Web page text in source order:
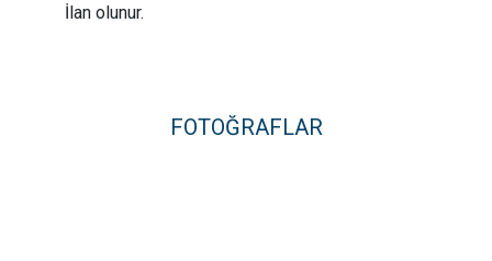
İlan olunur.
FOTOĞRAFLAR